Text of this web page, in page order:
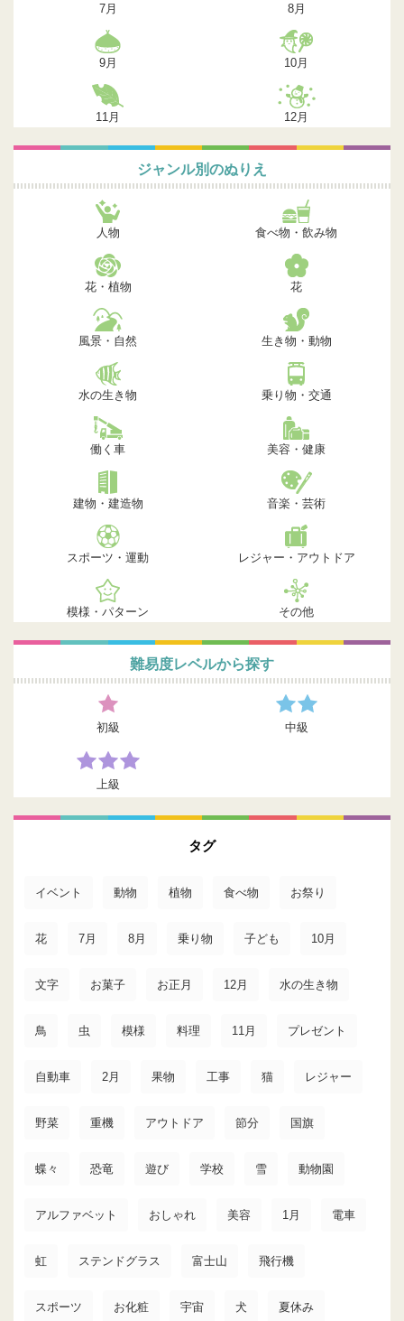
7月 8月
9月 10月
11月 12月
ジャンル別のぬりえ
人物 食べ物・飲み物
花・植物 花
風景・自然 生き物・動物
水の生き物 乗り物・交通
働く車 美容・健康
建物・建造物 音楽・芸術
スポーツ・運動 レジャー・アウトドア
模様・パターン その他
難易度レベルから探す
初級 中級
上級
タグ
イベント 動物 植物 食べ物 お祭り
花 7月 8月 乗り物 子ども 10月
文字 お菓子 お正月 12月 水の生き物
鳥 虫 模様 料理 11月 プレゼント
自動車 2月 果物 工事 猫 レジャー
野菜 重機 アウトドア 節分 国旗
蝶々 恐竜 遊び 学校 雪 動物園
アルファベット おしゃれ 美容 1月 電車
虹 ステンドグラス 富士山 飛行機
スポーツ お化粧 宇宙 犬 夏休み